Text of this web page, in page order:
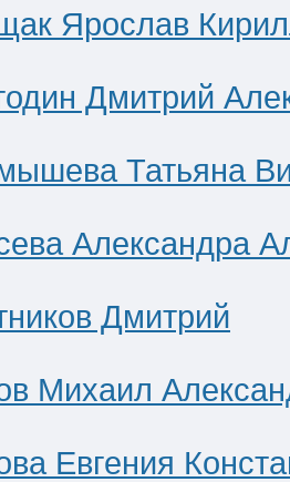
Ярослав
Дмитрий
Татьяна
Александра
Дмитрий
Михаил
Евгения